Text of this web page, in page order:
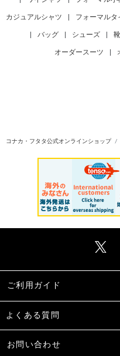
カジュアルシャツ フォーマルタ
バッグ シューズ
オーダースーツ
コナカ・フタタ公式オンラインショップ
ご利用ガイド
よくある質問
お問い合わせ